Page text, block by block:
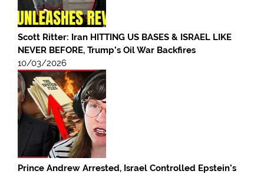
Scott Ritter: Iran HITTING US BASES & ISRAEL LIKE
NEVER BEFORE, Trump’s Oil War Backfires
10/03/2026
Prince Andrew Arrested, Israel Controlled Epstein’s